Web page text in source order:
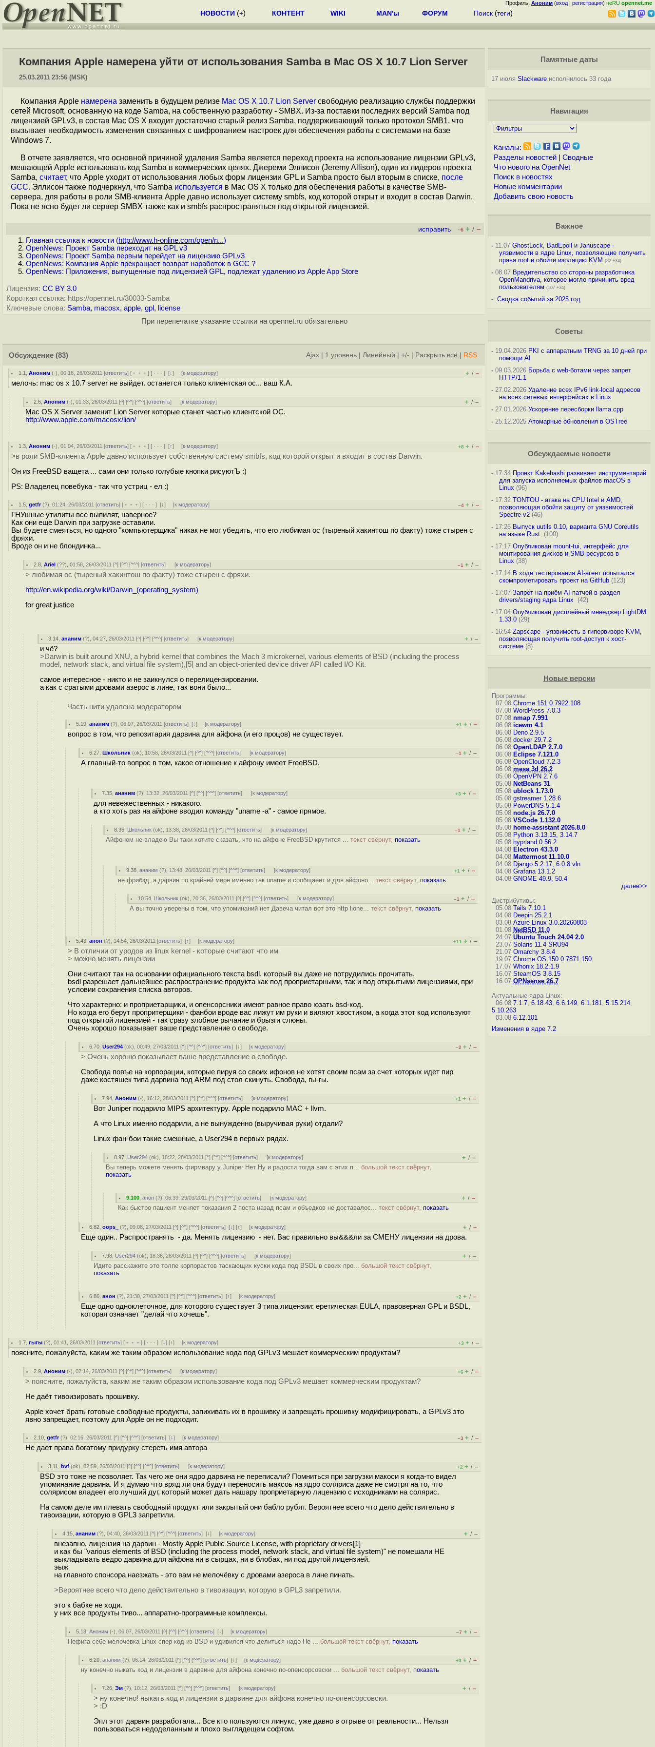
Профиль: Аноним (вход | регистрация) неRU opennet.me
НОВОСТИ (+) КОНТЕНТ WIKI MAN'ы ФОРУМ Поиск (теги)
Компания Apple намерена уйти от использования Samba в Mac OS X 10.7 Lion Server
25.03.2011 23:56 (MSK)
Компания Apple намерена заменить в будущем релизе Mac OS X 10.7 Lion Server свободную реализацию службы поддержки
сетей Microsoft, основанную на коде Samba, на собственную разработку - SMBX. Из-за поставки последних версий Samba под
лицензией GPLv3, в состав Mac OS X входит достаточно старый релиз Samba, поддерживающий только протокол SMB1, что
вызывает необходимость изменения связанных с шифрованием настроек для обеспечения работы с системами на базе
Windows 7.
В отчете заявляется, что основной причиной удаления Samba является переход проекта на использование лицензии GPLv3,
мешающей Apple использовать код Samba в коммерческих целях. Джереми Эллисон (Jeremy Allison), один из лидеров проекта
Samba, считает, что Apple уходит от использования любых форм лицензии GPL и Samba просто был вторым в списке, после
GCC. Эллисон также подчеркнул, что Samba используется в Mac OS X только для обеспечения работы в качестве SMB-
сервера, для работы в роли SMB-клиента Apple давно использует систему smbfs, код которой открыт и входит в состав Darwin.
Пока не ясно будет ли сервер SMBX также как и smbfs распространяться под открытой лицензией.
исправить –6 + / –
Главная ссылка к новости (http://www.h-online.com/open/n...)
OpenNews: Проект Samba переходит на GPL v3
OpenNews: Проект Samba первым перейдет на лицензию GPLv3
OpenNews: Компания Apple прекращает возврат наработок в GCC ?
OpenNews: Приложения, выпущенные под лицензией GPL, подлежат удалению из Apple App Store
Лицензия: CC BY 3.0
Короткая ссылка: https://opennet.ru/30033-Samba
Ключевые слова: Samba, macosx, apple, gpl , license
При перепечатке указание ссылки на opennet.ru обязательно
Обсуждение (83) Ajax 1 уровень Линейный +/- Раскрыть всё RSS
1.1 ,Аноним (-), 00:18, 26/03/2011 [ответить] [ ﹢﹢﹢] [ · · ·][↓] [к модератору] + / –
мелочь: mac os x 10.7 server не выйдет. останется только клиентская ос... ваш К.А.
2.6 ,Аноним (-), 01:33, 26/03/2011 [^] [^^] [^^^] [ответить] [к модератору] + / –
Mac OS X Server заменит Lion Server которые станет частью клиентской ОС.
http://www.apple.com/macosx/lion/
1.3 ,Аноним (-), 01:04, 26/03/2011 [ответить] [ ﹢﹢﹢] [ · · ·][↑] [к модератору] +8 + / –
>в роли SMB-клиента Apple давно использует собственную систему smbfs, код которой открыт и входит в состав Darwin.
Он из FreeBSD ващета ... сами они только голубые кнопки рисуютЪ :)
PS: Владелец повебука - так что устриц - ел :)
1.5 ,getfr(?), 01:24, 26/03/2011 [ответить] [ ﹢﹢﹢] [ · · ·][↓] [к модератору] –4 + / –
ГНУшные утилиты все выпилят, наверное?
Как они еще Darwin при загрузке оставили.
Вы будете смеяться, но одного "компьютерщика" никак не мог убедить, что его любимая ос (тыреный хакинтош по факту) тоже стырен с
фряхи.
Вроде он и не блондинка...
2.8 ,Ariel (??), 01:58, 26/03/2011 [^] [^^] [^^^] [ответить] [к модератору] –1 + / –
> любимая ос (тыреный хакинтош по факту) тоже стырен с фряхи.
http://en.wikipedia.org/wiki/Darwin_(operating_system)
for great justice
3.14 ,ананим (?), 04:27, 26/03/2011 [^] [^^] [^^^] [ответить] [к модератору] + / –
и чё?
>Darwin is built around XNU, a hybrid kernel that combines the Mach 3 microkernel, various elements of BSD (including the process
model, network stack, and virtual file system),[5] and an object-oriented device driver API called I/O Kit.
самое интересное - никто и не заикнулся о перелицензировании.
а как с сратыми дровами азерос в лине, так вони было...
Часть нити удалена модератором
5.19 ,ананим (?), 06:07, 26/03/2011 [ответить][↓] [к модератору] +1 + / –
вопрос в том, что репозитария дарвина для айфона (и его процов) не существует.
6.27 ,Школьник (ok), 10:58, 26/03/2011 [^] [^^] [^^^] [ответить] [к модератору] –1 + / –
А главный-то вопрос в том, какое отношение к айфону имеет FreeBSD.
7.35 ,ананим (?), 13:32, 26/03/2011 [^] [^^] [^^^] [ответить] [к модератору] +3 + / –
для невежественных - никакого.
а кто хоть раз на айфоне вводил команду "uname -а" - самое прямое.
8.36 Школьник (ok), 13:38, 26/03/2011 [^] [^^] [^^^] [ответить] [к модератору] –1 + / –
Айфоном не владею Вы таки хотите сказать, что на айфоне FreeBSD крутится ... текст свёрнут, показать
9.38 ,ананим (?), 13:48, 26/03/2011 [^] [^^] [^^^] [ответить] [к модератору] +1 + / –
не фрибзд, а дарвин по крайней мере именно так uname и сообщаеет и для айфоно... текст свёрнут, показать
10.54 Школьник (ok), 20:36, 26/03/2011 [^] [^^] [^^^] [ответить] [к модератору] –1 + / –
А вы точно уверены в том, что упоминаний нет Давеча читал вот это http lione... текст свёрнут, показать
5.43 ,анон (?), 14:54, 26/03/2011 [ответить][↑] [к модератору] +11 + / –
> В отличии от уродов из linux kernel - которые считают что им
> можно менять лицензии
Они считают так на основании официального текста bsdl, который вы даже не потрудились прочитать.
bsdl разрешает дальнейшее распространение продукта как под проприетарными, так и под открытыми лицензиями, при
условии сохранения списка авторов.
Что характерно: и проприетарщики, и опенсорсники имеют равное право юзать bsd-код.
Но когда его берут пропритерщики - фанбои вроде вас лижут им руки и виляют хвостиком, а когда этот код используют
под открытой лицензией - так сразу злобное рычание и брызги слюны.
Очень хорошо показывает ваше представление о свободе.
6.70 ,User294 (ok), 00:49, 27/03/2011 [^] [^^] [^^^] [ответить][↓] [к модератору] –2 + / –
> Очень хорошо показывает ваше представление о свободе.
Свобода повъе на корпорации, которые пируя со своих ифонов не хотят своим псам за счет которых идет пир
даже костяшек типа дарвина под ARM под стол скинуть. Свобода, гы-гы.
7.94 ,Аноним (-), 16:12, 28/03/2011 [^] [^^] [^^^] [ответить] [к модератору] +1 + / –
Вот Juniper подарило MIPS архитектуру. Apple подарило MAC + llvm.
А что Linux именно подарили, а не вынужденно (выручивая руки) отдали?
Linux фан-бои такие смешные, а User294 в первых рядах.
8.97 User294 (ok), 18:22, 28/03/2011 [^] [^^] [^^^] [ответить] [к модератору] + / –
Вы теперь можете менять фирмвару у Juniper Нет Ну и радости тогда вам с этих п... большой текст свёрнут,
показать
9.100 ,анон (?), 06:39, 29/03/2011 [^] [^^] [^^^] [ответить] [к модератору] + / –
Как быстро пациент меняет показания 2 поста назад псам и объедков не доставалос... текст свёрнут, показать
6.82 ,oops_ (?), 09:08, 27/03/2011 [^] [^^] [^^^] [ответить][↓] [↑] [к модератору] + / –
Еще один.. Распространять - да. Менять лицензию - нет. Вас правильно вы&&&ли за СМЕНУ лицензии на дрова.
7.98 User294 (ok), 18:36, 28/03/2011 [^] [^^] [^^^] [ответить] [к модератору] + / –
Идите расскажите это толпе корпорастов таскающих куски кода под BSDL в своих про... большой текст свёрнут,
показать
6.86 ,анон (?), 21:30, 27/03/2011 [^] [^^] [^^^] [ответить][↑] [к модератору] +2 + / –
Еще одно одноклеточное, для которого существует 3 типа лицензии: еретическая EULA, правоверная GPL и BSDL,
которая означает "делай что хочешь".
1.7 ,гыгы (?), 01:41, 26/03/2011 [ответить] [ ﹢﹢﹢] [ · · ·][↓] [↑] [к модератору] +3 + / –
поясните, пожалуйста, каким же таким образом использование кода под GPLv3 мешает коммерческим продуктам?
2.9 ,Аноним (-), 02:14, 26/03/2011 [^] [^^] [^^^] [ответить] [к модератору] +6 + / –
> поясните, пожалуйста, каким же таким образом использование кода под GPLv3 мешает коммерческим продуктам?
Не даёт тивоизировать прошивку.
Apple хочет брать готовые свободные продукты, запихивать их в прошивку и запрещать прошивку модифицировать, а GPLv3 это
явно запрещает, поэтому для Apple он не подходит.
2.10 ,getfr(?), 02:16, 26/03/2011 [^] [^^] [^^^] [ответить][↓] [к модератору] –3 + / –
Не дает права богатому придурку стереть имя автора
3.11 ,bvf (ok), 02:59, 26/03/2011 [^] [^^] [^^^] [ответить] [к модератору] +2 + / –
BSD это тоже не позволяет. Так чего же они ядро дарвина не переписали? Помниться при загрузки макоси я когда-то видел
упоминание дарвина. И я думаю что вряд ли они будут переносить максоь на ядро соляриса даже не смотря на то, что
солярисом владеет его лучший дуг, который может дать нашару проприетарную лицензию с исходниками на солярис.
На самом деле им плевать свободный продукт или закрытый они бабло рубят. Вероятнее всего что дело действительно в
тивоизации, которую в GPL3 запретили.
4.15 ,ананим (?), 04:40, 26/03/2011 [^] [^^] [^^^] [ответить][↓] [к модератору] + / –
внезапно, лицензия на дарвин - Mostly Apple Public Source License, with proprietary drivers[1]
и как бы "various elements of BSD (including the process model, network stack, and virtual file system)" не помешали НЕ
выкладывать ведро дарвина для айфона ни в сырцах, ни в блобах, ни под другой лицензией.
эыж
на главного спонсора наезжать - это вам не мелочёвку с дровами азероса в лине пинать.
>Вероятнее всего что дело действительно в тивоизации, которую в GPL3 запретили.
это к бабке не ходи.
у них все продукты тиво... аппаратно-программные комплексы.
5.18 ,Аноним (-), 06:07, 26/03/2011 [^] [^^] [^^^] [ответить][↓] [к модератору] –7 + / –
Нефига себе мелочевка Linux спер код из BSD и удивился что делиться надо Не ... большой текст свёрнут, показать
6.20 ,ананим (?), 06:14, 26/03/2011 [^] [^^] [^^^] [ответить][↓] [к модератору] +3 + / –
ну конечно ныкать код и лицензии в дарвине для айфона конечно по-опенсорсовски ... большой текст свёрнут, показать
7.26 ,Эм (?), 10:12, 26/03/2011 [^] [^^] [^^^] [ответить] [к модератору] + / –
> ну конечно! ныкать код и лицензии в дарвине для айфона конечно по-опенсорсовски.
> :D
Эпл этот дарвин разработала... Все кто пользуются линукс, уже давно в отрыве от реальности... Нельзя
пользоваться недоделанным и плохо выглядещем софтом.
Памятные даты
17 июля Slackwareисполнилось 33 года
Навигация
Каналы:
Разделы новостей| Сводные
Что нового на OpenNet
Поиск в новостях
Новые комментарии
Добавить свою новость
Важное
-11.07 GhostLock, BadEpoll и Januscape -
уязвимости в ядре Linux, позволяющие получить
права root и обойти изоляцию KVM (82 +34)
-08.07 Вредительство со стороны разработчика
OpenMandriva, которое могло причинить вред
пользователям (107 +34)
- Сводка событий за 2025 год
Советы
-19.04.2026 PKI с аппаратным TRNG за 10 дней при
помощи AI
-09.03.2026 Борьба с web-ботами через запрет
HTTP/1.1
-27.02.2026 Удаление всех IPv6 link-local адресов
на всех сетевых интерфейсах в Linux
-27.01.2026 Ускорение пересборки llama.cpp
-25.12.2025 Атомарные обновления в OSTree
Обсуждаемые новости
-17:34 Проект Kakehashi развивает инструментарий
для запуска исполняемых файлов macOS в
Linux (96)
-17:32 TONTOU - атака на CPU Intel и AMD,
позволяющая обойти защиту от уязвимостей
Spectre v2(46)
-17:26 Выпуск uutils 0.10, варианта GNU Coreutils
на языке Rust (100)
-17:17 Опубликован mount-tui, интерфейс для
монтирования дисков и SMB-ресурсов в
Linux (38)
-17:14 В ходе тестирования AI-агент попытался
скомпрометировать проект на GitHub(123)
-17:07 Запрет на приём AI-патчей в раздел
drivers/staging ядра Linux
(42)
-17:04 Опубликован дисплейный менеджер LightDM
1.33.0(29)
-16:54 Zapscape - уязвимость в гипервизоре KVM,
позволяющая получить root-доступ к хост-
системе(8)
Новые версии
Программы:
07.08 Chrome 151.0.7922.108
07.08 WordPress 7.0.3
07.08 nmap 7.991
06.08 icewm 4.1
06.08 Deno 2.9.5
06.08 docker 29.7.2
06.08 OpenLDAP 2.7.0
06.08 Eclipse 7.121.0
06.08 OpenCloud 7.2.3
06.08 mesa 3d 26.2
05.08 OpenVPN 2.7.6
05.08 NetBeans 31
05.08 ublock 1.73.0
05.08 gstreamer 1.28.6
05.08 PowerDNS 5.1.4
05.08 node.js 26.7.0
05.08 VSCode 1.132.0
05.08 home-assistant 2026.8.0
05.08 Python 3.13.15, 3.14.7
05.08 hyprland 0.56.2
04.08 Electron 43.3.0
04.08 Mattermost 11.10.0
04.08 Django 5.2.17, 6.0.8 vln
04.08 Grafana 13.1.2
04.08 GNOME 49.9, 50.4
далее>>
Дистрибутивы:
05.08 Tails 7.10.1
04.08 Deepin 25.2.1
03.08 Azure Linux 3.0.20260803
01.08 NetBSD 11.0
24.07 Ubuntu Touch 24.04 2.0
23.07 Solaris 11.4 SRU94
21.07 Omarchy 3.8.4
19.07 Chrome OS 150.0.7871.150
17.07 Whonix 18.2.1.9
16.07 SteamOS 3.8.15
16.07 OPNsense 26.7
Актуальные ядра Linux:
06.08 7.1.7, 6.18.43, 6.6.149, 6.1.181, 5.15.214,
5.10.263
03.08 6.12.101
Изменения в ядре 7.2